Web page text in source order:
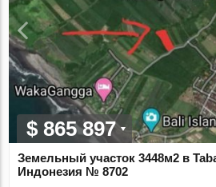
$ 865 897
Земельный участок 3448м2 в
Индонезия № 8702